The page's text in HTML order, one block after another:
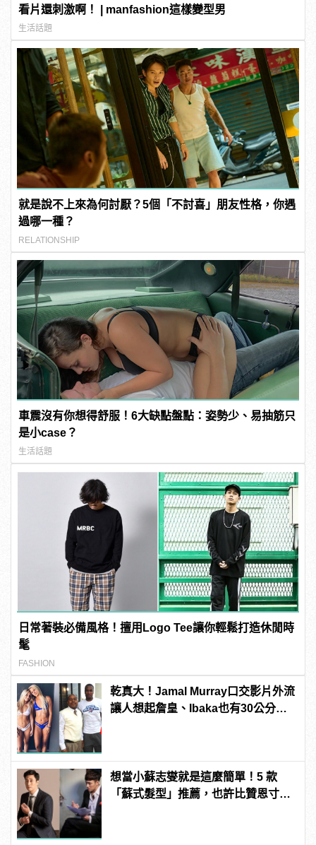
看片還刺激啊！ | manfashion這樣變型男
生活話題
就是說不上來為何討厭？5個「不討喜」朋友性格，你遇
過哪一種？
RELATIONSHIP
車震沒有你想得舒服！6大缺點盤點：姿勢少、易抽筋只
是小case？
生活話題
日常著裝必備風格！擅用Logo Tee讓你輕鬆打造休閒時
髦
FASHION
乾真大！Jamal Murray口交影片外流
讓人想起詹皇、Ibaka也有30公分驚
想當小蘇志燮就是這麼簡單！5 款
「蘇式髮型」推薦，也許比贊恩寸頭